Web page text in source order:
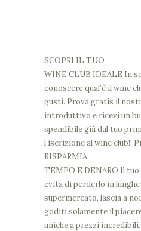
SCOPRI IL TUO
WINE CLUB IDEALE In
conoscere qual’è il wine
gusti. Prova gratis il
introduttivo e ricevi un
spendibile già dal tuo
l’iscrizione al wine club!!
RISPARMIA
TEMPO E DENARO Il tuo
evita di perderlo in
supermercato, lascia a
goditi solamente il
uniche a prezzi